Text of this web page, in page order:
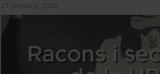
21 January, 2026